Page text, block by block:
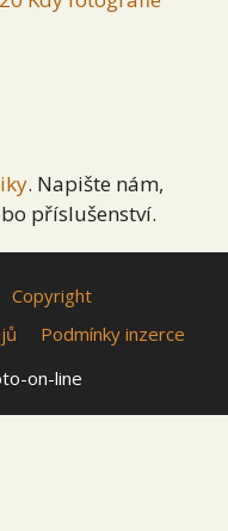
. Napište nám,
příslušenství.
Copyright
Podmínky inzerce
on-line